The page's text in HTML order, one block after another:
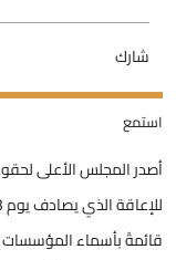
شارك
استمع
أصدر المجلس الأعلى
قائمةً بأسماء المؤسسات